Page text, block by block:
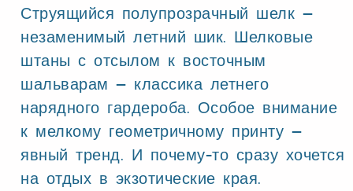
Струящийся полупрозрачный шелк –
незаменимый летний шик. Шелковые
штаны с отсылом к восточным
шальварам – классика летнего
нарядного гардероба. Особое внимание
к мелкому геометричному принту –
явный тренд. И почему-то сразу хочется
на отдых в экзотические края.